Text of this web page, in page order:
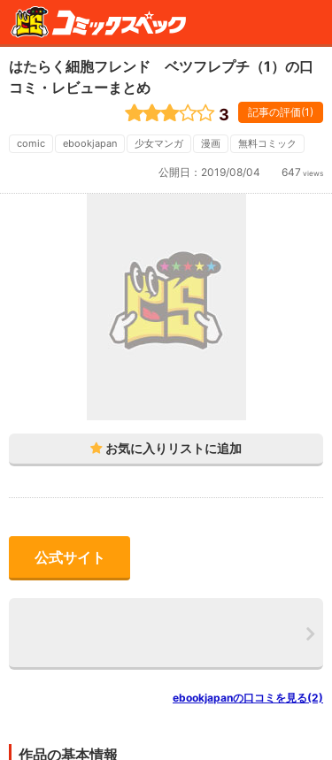
はたらく細胞フレンド ベツフレプチ（1）の口
コミ・レビューまとめ
3 記事の評価(1)
comic ebookjapan 少女マンガ 漫画 無料コミック
公開日： 2019/08/04 647 views
公式サイト
ebookjapanの口コミを見る(2)
作品の基本情報